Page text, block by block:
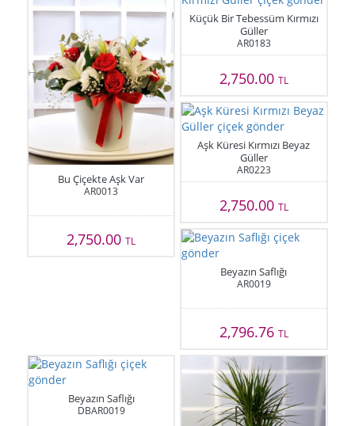
Bu Çiçekte Aşk Var
AR0013
2,750.00TL
Küçük Bir Tebessüm Kırmızı
Güller
AR0183
2,750.00 TL
Aşk Küresi Kırmızı Beyaz
Güller
AR0223
2,750.00 TL
Beyazın Saflığı
AR0019
2,796.76 TL
Beyazın Saflığı
DBAR0019